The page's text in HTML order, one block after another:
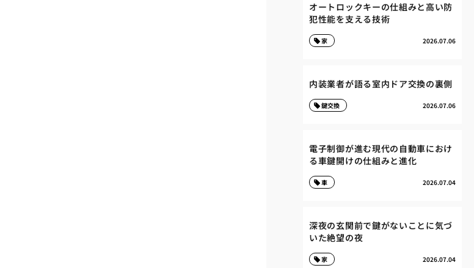
オートロックキーの仕組みと高い防
犯性能を支える技術
2026.07.06
家
内装業者が語る室内ドア交換の裏側
2026.07.06
鍵交換
電子制御が進む現代の自動車におけ
る車鍵開けの仕組みと進化
2026.07.04
車
深夜の玄関前で鍵がないことに気づ
いた絶望の夜
2026.07.04
家